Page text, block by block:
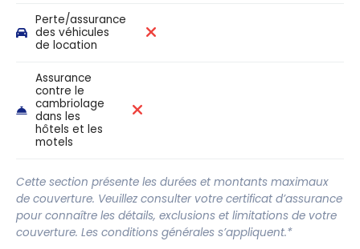
Perte/assurance
des véhicules
de location
Assurance
contre le
cambriolage
dans les
hôtels et les
motels
Cette section présente les durées et montants maximaux
de couverture. Veuillez consulter votre certificat d’assurance
pour connaître les détails, exclusions et limitations de votre
couverture. Les conditions générales s’appliquent.*